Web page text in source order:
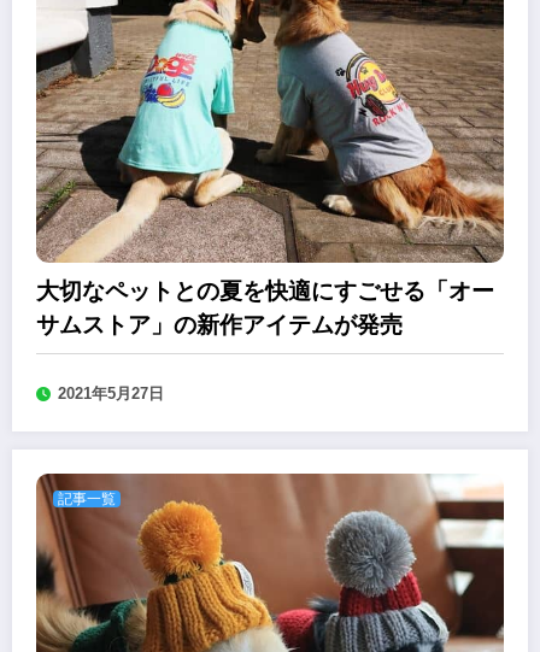
大切なペットとの夏を快適にすごせる「オー
サムストア」の新作アイテムが発売
2021年5月27日
記事一覧